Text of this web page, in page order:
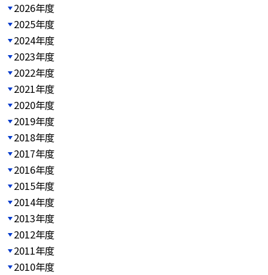
2026年度
2025年度
2024年度
2023年度
2022年度
2021年度
2020年度
2019年度
2018年度
2017年度
2016年度
2015年度
2014年度
2013年度
2012年度
2011年度
2010年度